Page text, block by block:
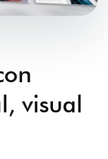
visual